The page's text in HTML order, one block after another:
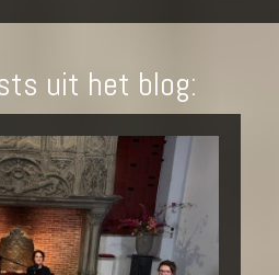
uit het blog: